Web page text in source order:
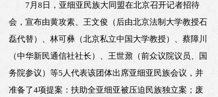
7月8日 ，亚细亚民族大同盟在北京召开记者招待
会，宣布由黄攻素、王文俊（后由北京法制大学教授石
磊代替）、林可彝（北京私立中国大学教授）、蔡障川
（中华新民通信社社长）、王世鼐（前众议院议员、国
务院参议）等5人代表该团体出席亚细亚民族会议，并
准备了4项提案：扶助全亚细亚被压迫民族独立案；废